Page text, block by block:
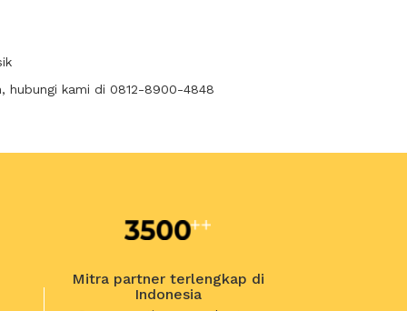
hubungi kami di 0812-8900-4848
Mitra partner terlengkap di
Indonesia